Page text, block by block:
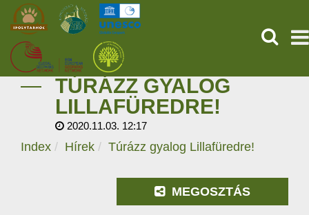
KEZDŐOLDAL
ŐSVILÁGI POMPEJI
TÚRÁZZ GYALOG
LILLAFÜREDRE!
2020.11.03. 12:17
Index Hírek Túrázz gyalog Lillafüredre!
MEGOSZTÁS